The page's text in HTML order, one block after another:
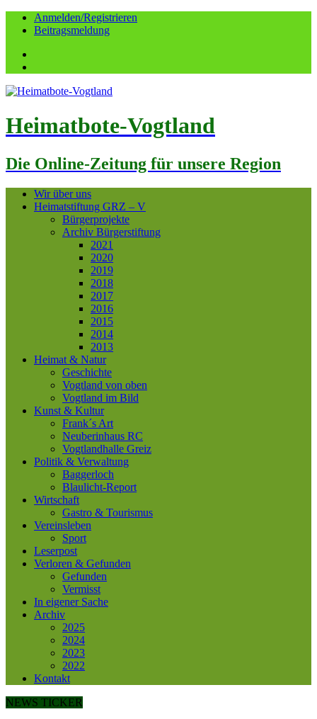
Anmelden/Registrieren
Beitragsmeldung
Heimatbote-Vogtland
Die Online-Zeitung für unsere Region
Wir über uns
Heimatstiftung GRZ – V
Bürgerprojekte
Archiv Bürgerstiftung
2021
2020
2019
2018
2017
2016
2015
2014
2013
Heimat & Natur
Geschichte
Vogtland von oben
Vogtland im Bild
Kunst & Kultur
Frank´s Art
Neuberinhaus RC
Vogtlandhalle Greiz
Politik & Verwaltung
Baggerloch
Blaulicht-Report
Wirtschaft
Gastro & Tourismus
Vereinsleben
Sport
Leserpost
Verloren & Gefunden
Gefunden
Vermisst
In eigener Sache
Archiv
2025
2024
2023
2022
Kontakt
NEWS TICKER